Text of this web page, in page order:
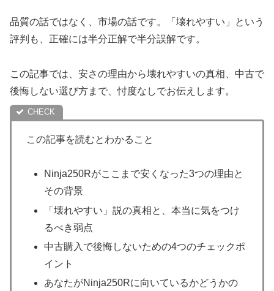
品質の話ではなく、市場の話です。「壊れやすい」という
評判も、正確には半分正解で半分誤解です。
この記事では、安さの理由から壊れやすいの真相、中古で
後悔しない選び方まで、忖度なしでお伝えします。
この記事を読むとわかること
Ninja250Rがここまで安くなった3つの理由と
その背景
「壊れやすい」説の真相と、本当に気をつけ
るべき弱点
中古購入で後悔しないための4つのチェックポ
イント
あなたがNinja250Rに向いているかどうかの